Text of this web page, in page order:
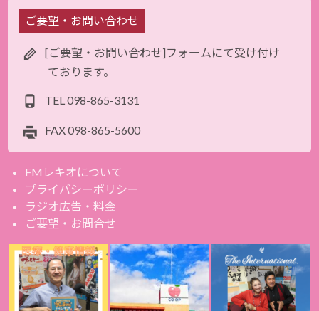
ご要望・お問い合わせ
[ご要望・お問い合わせ]フォームにて受け付け
ております。
TEL 098-865-3131
FAX098-865-5600
FMレキオについて
プライバシーポリシー
ラジオ広告・料金
ご要望・お問合せ